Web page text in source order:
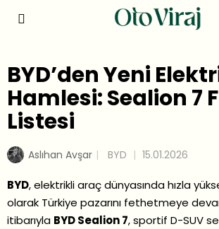
BYD’den Yeni
Hamlesi: Sealion 7
Listesi
Aslıhan Avşar BYD 15.01.2026
BYD, elektrikli araç dünyasında hızla
olarak Türkiye pazarını fethetmeye
itibarıyla BYD Sealion 7, sportif D-SUV